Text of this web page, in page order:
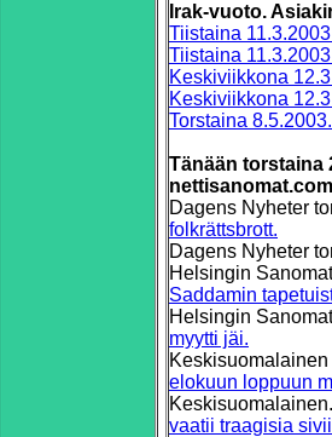
Irak-vuoto.
Tiistaina
Tiistaina
Keskiviikkona
Keskiviikkona
Torstaina
Tänään torstaina
nettisanomat.com
Dagens Nyheter
folkrättsbrott.
Dagens Nyheter
Helsingin
Saddamin
Helsingin
myytti jäi.
elokuun loppuun
vaatii traagisia